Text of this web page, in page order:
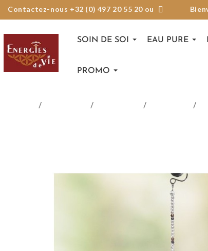
Contactez-nous +32 (0) 497 20 55 20 ou
SOIN DE SOI EAU PURE
PROMO